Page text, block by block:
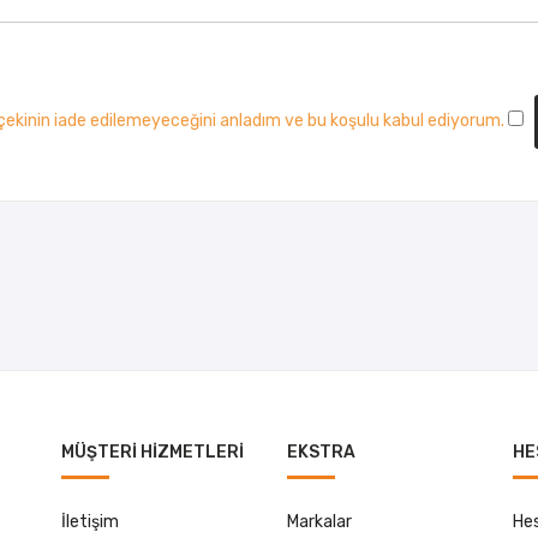
iade edilemeyeceğini anladım ve bu koşulu kabul ediyorum.
MÜŞTERI HIZMETLERI
İletişim
EKSTRA
Markalar